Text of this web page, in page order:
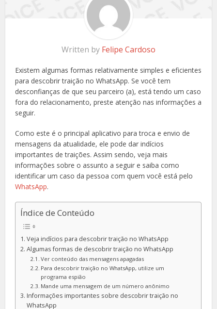
Written by Felipe Cardoso
Existem algumas formas relativamente simples e eficientes
para descobrir traição no WhatsApp. Se você tem
desconfianças de que seu parceiro (a), está tendo um caso
fora do relacionamento, preste atenção nas informações a
seguir.
Como este é o principal aplicativo para troca e envio de
mensagens da atualidade, ele pode dar indícios
importantes de traições. Assim sendo, veja mais
informações sobre o assunto a seguir e saiba como
identificar um caso da pessoa com quem você está pelo
WhatsApp.
Índice de Conteúdo
Veja indícios para descobrir traição no WhatsApp
Algumas formas de descobrir traição no WhatsApp
Ver conteúdo das mensagens apagadas
Para descobrir traição no WhatsApp, utilize um
programa espião
Mande uma mensagem de um número anônimo
Informações importantes sobre descobrir traição no
WhatsApp